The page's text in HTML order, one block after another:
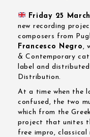
Friday 25 March
new recording
composers from
Francesco Negro,
& Contemporary
label and
Distribution.
At a time when the
confused, the two
which from the
project that unites
free impro, classical